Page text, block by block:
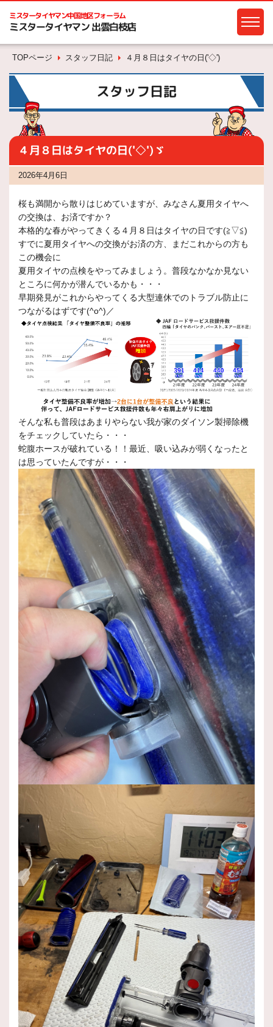
ミスタータイヤマン中国地区フォーラム
ミスタータイヤマン 出雲白枝店
TOPページ スタッフ日記 ４月８日はタイヤの日('◇')ゞ
スタッフ日記
４月８日はタイヤの日('◇')ゞ
2026年4月6日
桜も満開から散りはじめていますが、みなさん夏用タイヤへ
の交換は、お済ですか？
本格的な春がやってきくる４月８日はタイヤの日です(≧▽≦)
すでに夏用タイヤへの交換がお済の方、まだこれからの方も
この機会に
夏用タイヤの点検をやってみましょう。普段なかなか見ない
ところに何かが潜んでいるかも・・・
早期発見がこれからやってくる大型連休でのトラブル防止に
つながるはずです(^o^)／
そんな私も普段はあまりやらない我が家のダイソン製掃除機
をチェックしていたら・・・
蛇腹ホースが破れている！！最近、吸い込みが弱くなったと
は思っていたんですが・・・